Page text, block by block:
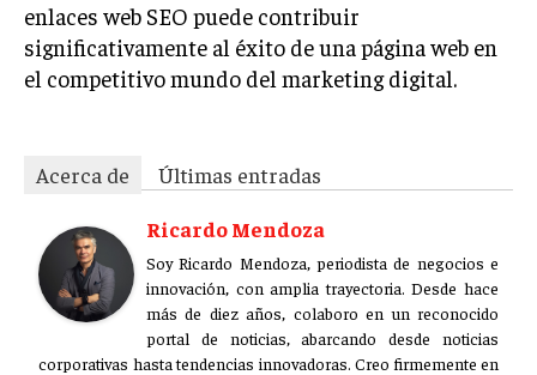
enlaces web SEO puede contribuir
significativamente al éxito de una página web en
el competitivo mundo del marketing digital.
Acerca de
Últimas entradas
Ricardo Mendoza
Soy Ricardo Mendoza, periodista de negocios e
innovación, con amplia trayectoria. Desde hace
más de diez años, colaboro en un reconocido
portal de noticias, abarcando desde noticias
corporativas hasta tendencias innovadoras. Creo firmemente en